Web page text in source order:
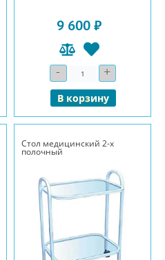
9 600 ₽
- Количество+
В корзину
Стол медицинский 2-х
полочный